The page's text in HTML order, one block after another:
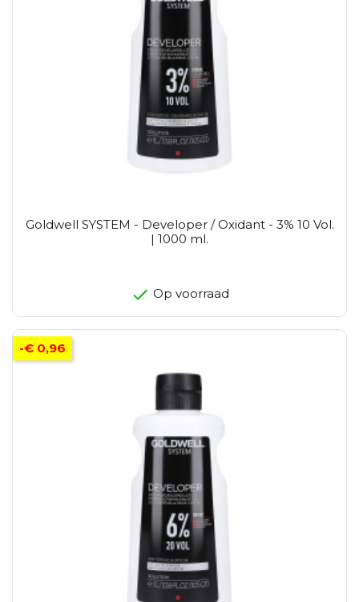
Goldwell SYSTEM - Developer / Oxidant - 3% 10 Vol.
| 1000 ml.
Op voorraad
-€ 0,96